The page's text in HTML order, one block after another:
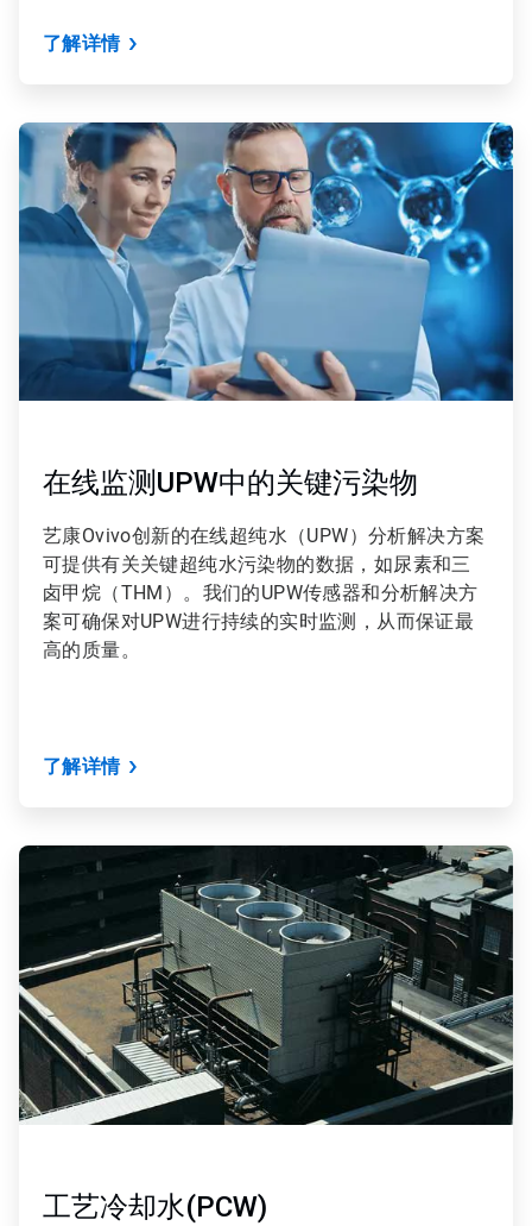
了解详情
ArticleTile
，
在线监测UPW中的关键污染物
艺康Ovivo创新的在线超纯水（UPW）分析解决方案
可提供有关关键超纯水污染物的数据，如尿素和三
卤甲烷（THM）。我们的UPW传感器和分析解决方
案可确保对UPW进行持续的实时监测，从而保证最
高的质量。
了解详情
ArticleTile
工艺冷却水(PCW)